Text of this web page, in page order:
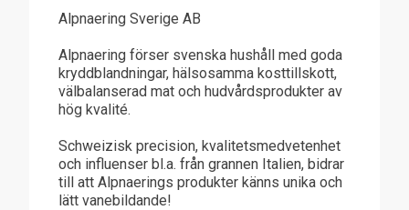
Alpnaering Sverige AB
Alpnaering förser svenska hushåll med goda
kryddblandningar, hälsosamma kosttillskott,
välbalanserad mat och hudvårdsprodukter av
hög kvalité.
Schweizisk precision, kvalitetsmedvetenhet
och influenser bl.a. från grannen Italien, bidrar
till att Alpnaerings produkter känns unika och
lätt vanebildande!